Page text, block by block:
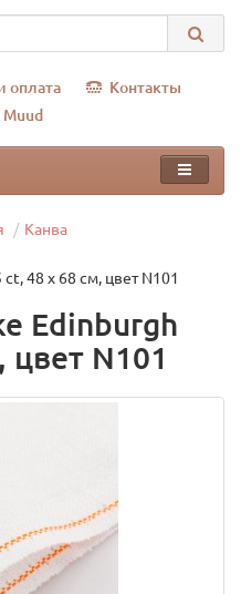
оплата
Контакты
Канва
48 х 68 см, цвет N101
Edinburgh
цвет N101